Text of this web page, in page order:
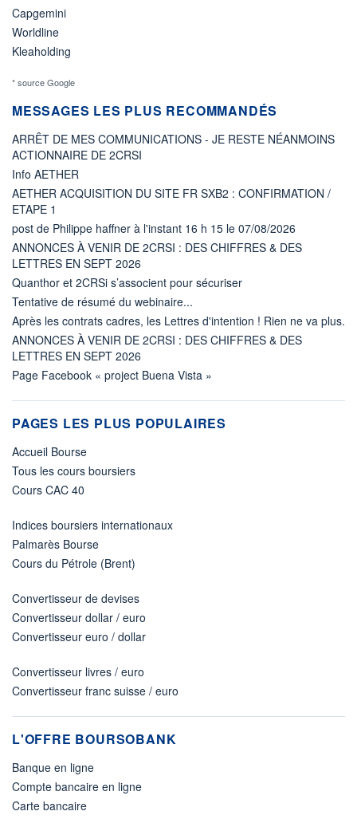
Capgemini
Worldline
Kleaholding
* source Google
MESSAGES LES PLUS RECOMMANDÉS
ARRÊT DE MES COMMUNICATIONS - JE RESTE NÉANMOINS
ACTIONNAIRE DE 2CRSI
Info AETHER
AETHER ACQUISITION DU SITE FR SXB2 : CONFIRMATION /
ETAPE 1
post de Philippe haffner à l'instant 16 h 15 le 07/08/2026
ANNONCES À VENIR DE 2CRSI : DES CHIFFRES & DES
LETTRES EN SEPT 2026
Quanthor et 2CRSi s’associent pour sécuriser
Tentative de résumé du webinaire...
Après les contrats cadres, les Lettres d'intention ! Rien ne va plus.
ANNONCES À VENIR DE 2CRSI : DES CHIFFRES & DES
LETTRES EN SEPT 2026
Page Facebook « project Buena Vista »
PAGES LES PLUS POPULAIRES
Accueil Bourse
Tous les cours boursiers
Cours CAC 40
Indices boursiers internationaux
Palmarès Bourse
Cours du Pétrole (Brent)
Convertisseur de devises
Convertisseur dollar / euro
Convertisseur euro / dollar
Convertisseur livres / euro
Convertisseur franc suisse / euro
L'OFFRE BOURSOBANK
Banque en ligne
Compte bancaire en ligne
Carte bancaire